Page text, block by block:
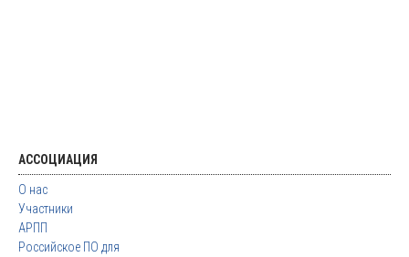
АССОЦИАЦИЯ
О нас
Участники
АРПП
Российское ПО для